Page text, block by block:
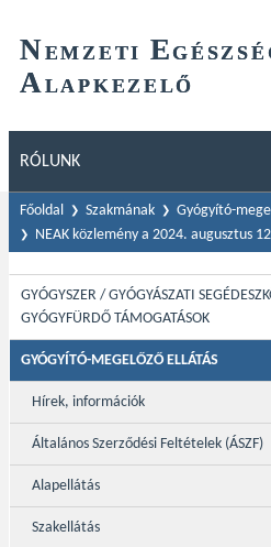
NEMZETI E
ALAPKEZELŐ
RÓLUNK
Főoldal Szakmának Gyógyító-
NEAK közlemény a 2024. augusztus
GYÓGYSZER / GYÓGYÁSZATI
GYÓGYFÜRDŐ TÁMOGATÁSOK
GYÓGYÍTÓ-MEGELŐZŐ ELLÁTÁS
Hírek, információk
Általános Szerződési Feltételek (ÁSZF)
Alapellátás
Szakellátás